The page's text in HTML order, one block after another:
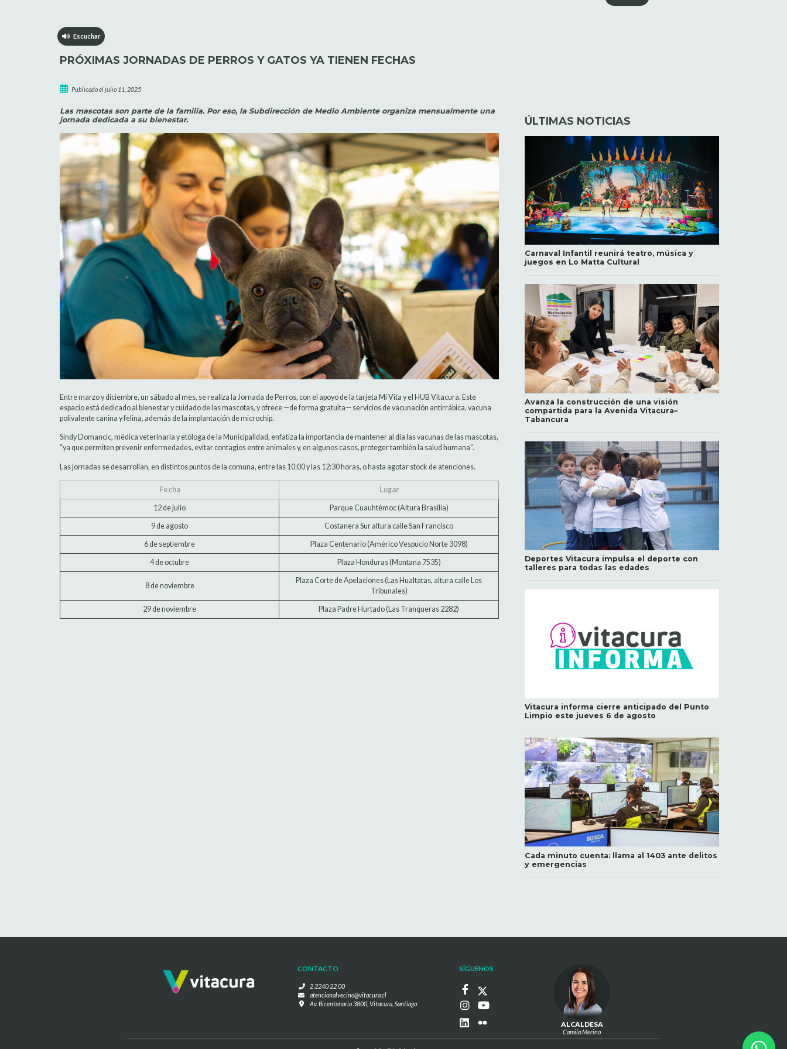
Escuchar
PRÓXIMAS JORNADAS DE PERROS Y GATOS YA TIENEN FECHAS
Publicado el julio 11, 2025
Las mascotas son parte de la familia. Por eso, la Subdirección de Medio Ambiente organiza mensualmente una
jornada dedicada a su bienestar.
Entre marzo y diciembre, un sábado al mes, se realiza la Jornada de Perros, con el apoyo de la tarjeta Mi Vita y el HUB Vitacura. Este
espacio está dedicado al bienestar y cuidado de las mascotas, y ofrece —de forma gratuita— servicios de vacunación antirrábica, vacuna
polivalente canina y felina, además de la implantación de microchip.
Sindy Domancic, médica veterinaria y etóloga de la Municipalidad, enfatiza la importancia de mantener al día las vacunas de las mascotas,
“ya que permiten prevenir enfermedades, evitar contagios entre animales y, en algunos casos, proteger también la salud humana”.
Las jornadas se desarrollan, en distintos puntos de la comuna, entre las 10:00 y las 12:30 horas, o hasta agotar stock de atenciones.
Fecha Lugar
12 de julio Parque Cuauhtémoc (Altura Brasilia)
9 de agosto Costanera Sur altura calle San Francisco
6 de septiembre Plaza Centenario (Américo Vespucio Norte 3098)
4 de octubre Plaza Honduras (Montana 7535)
8 de noviembre
Plaza Corte de Apelaciones (Las Hualtatas, altura calle Los
Tribunales)
29 de noviembre Plaza Padre Hurtado (Las Tranqueras 2282)
ÚLTIMAS NOTICIAS
Carnaval Infantil reunirá teatro, música y
juegos en Lo Matta Cultural
Avanza la construcción de una visión
compartida para la Avenida Vitacura–
Tabancura
Deportes Vitacura impulsa el deporte con
talleres para todas las edades
Vitacura informa cierre anticipado del Punto
Limpio este jueves 6 de agosto
Cada minuto cuenta: llama al 1403 ante delitos
y emergencias
CONTACTO
2 2240 22 00
atencionalvecino@vitacura.cl
Av. Bicentenario 3800, Vitacura, Santiago
SÍGUENOS
ALCALDESA
Camila Merino